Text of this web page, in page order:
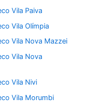
Vila Paiva
Vila Olímpia
Vila Nova Mazzei
Vila Nova
Vila Nivi
Vila Morumbi